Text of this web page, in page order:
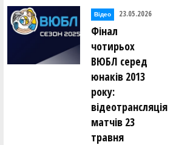
Відео 23.05.2026
Фінал
чотирьох
ВЮБЛ серед
юнаків 2013
року:
відеотрансляція
матчів 23
травня